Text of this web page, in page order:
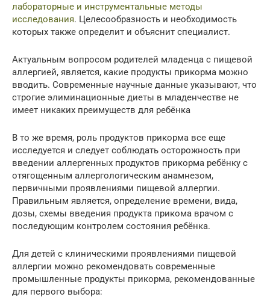
лабораторные и инструментальные методы
исследования. Целесообразность и необходимость
которых также определит и объяснит специалист.
Актуальным вопросом родителей младенца с пищевой
аллергией, является, какие продукты прикорма можно
вводить. Современные научные данные указывают, что
строгие элиминационные диеты в младенчестве не
имеет никаких преимуществ для ребёнка
В то же время, роль продуктов прикорма все еще
исследуется и следует соблюдать осторожность при
введении аллергенных продуктов прикорма ребёнку с
отягощенным аллергологическим анамнезом,
первичными проявлениями пищевой аллергии.
Правильным является, определение времени, вида,
дозы, схемы введения продукта прикома врачом с
последующим контролем состояния ребёнка.
Для детей с клиническими проявлениями пищевой
аллергии можно рекомендовать современные
промышленные продукты прикорма, рекомендованные
для первого выбора: